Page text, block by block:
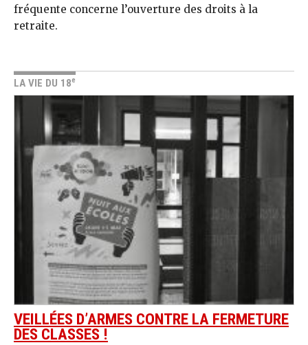
fréquente concerne l’ouverture des droits à la
retraite.
LA VIE DU 18e
VEILLÉES D’ARMES CONTRE LA FERMETURE
DES CLASSES !